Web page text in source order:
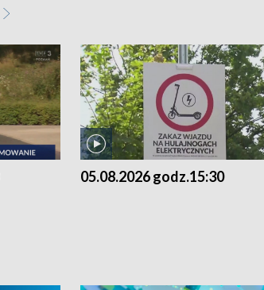
05.08.2026 godz.15:30